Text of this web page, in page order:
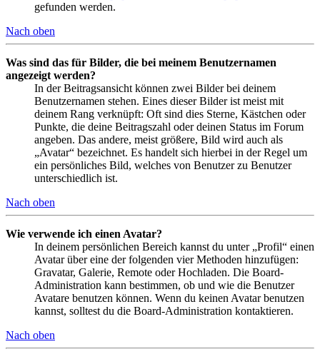
gefunden werden.
Nach oben
Was sind das für Bilder, die bei meinem Benutzernamen
angezeigt werden?
In der Beitragsansicht können zwei Bilder bei deinem
Benutzernamen stehen. Eines dieser Bilder ist meist mit
deinem Rang verknüpft: Oft sind dies Sterne, Kästchen oder
Punkte, die deine Beitragszahl oder deinen Status im Forum
angeben. Das andere, meist größere, Bild wird auch als
„Avatar“ bezeichnet. Es handelt sich hierbei in der Regel um
ein persönliches Bild, welches von Benutzer zu Benutzer
unterschiedlich ist.
Nach oben
Wie verwende ich einen Avatar?
In deinem persönlichen Bereich kannst du unter „Profil“ einen
Avatar über eine der folgenden vier Methoden hinzufügen:
Gravatar, Galerie, Remote oder Hochladen. Die Board-
Administration kann bestimmen, ob und wie die Benutzer
Avatare benutzen können. Wenn du keinen Avatar benutzen
kannst, solltest du die Board-Administration kontaktieren.
Nach oben